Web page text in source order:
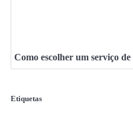
Como escolher um serviço
Etiquetas